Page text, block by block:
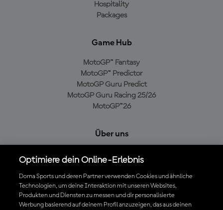
Hospitality
Packages
Game Hub
MotoGP™ Fantasy
MotoGP™ Predictor
MotoGP Guru Predict
MotoGP Guru Racing 25/26
MotoGP™26
Über uns
Cookie-Richtlinien
Geschäftsbedingungen
Datenschutzrichtlinien
Kaufrichtlinie
Optimiere dein Online-Erlebnis
Dorna Sports und deren Partner verwenden Cookies und ähnliche
Technologien, um deine Interaktion mit unseren Websites,
Produkten und Diensten zu messen und dir personalisierte
Werbung basierend auf deinem Profil anzuzeigen, das aus deinen